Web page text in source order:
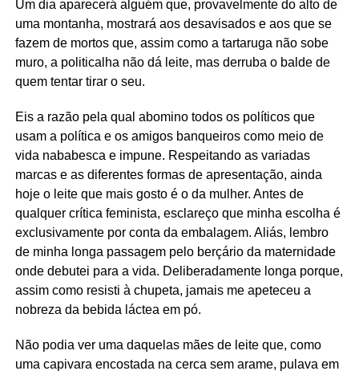
Um dia aparecerá alguém que, provavelmente do alto de
uma montanha, mostrará aos desavisados e aos que se
fazem de mortos que, assim como a tartaruga não sobe
muro, a politicalha não dá leite, mas derruba o balde de
quem tentar tirar o seu.
Eis a razão pela qual abomino todos os políticos que
usam a política e os amigos banqueiros como meio de
vida nababesca e impune. Respeitando as variadas
marcas e as diferentes formas de apresentação, ainda
hoje o leite que mais gosto é o da mulher. Antes de
qualquer crítica feminista, esclareço que minha escolha é
exclusivamente por conta da embalagem. Aliás, lembro
de minha longa passagem pelo berçário da maternidade
onde debutei para a vida. Deliberadamente longa porque,
assim como resisti à chupeta, jamais me apeteceu a
nobreza da bebida láctea em pó.
Não podia ver uma daquelas mães de leite que, como
uma capivara encostada na cerca sem arame, pulava em